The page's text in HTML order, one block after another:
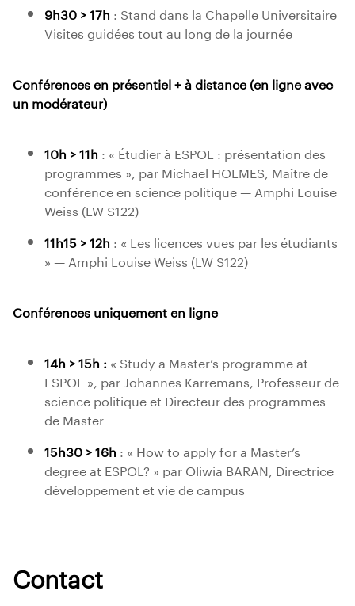
9h30 > 17h : Stand dans la Chapelle Universitaire
Visites guidées tout au long de la journée
Conférences en présentiel + à distance (en ligne avec
un modérateur)
10h > 11h : « Étudier à ESPOL : présentation des
programmes », par Michael HOLMES, Maître de
conférence en science politique — Amphi Louise
Weiss (LW S122)
11h15 > 12h : « Les licences vues par les étudiants
» — Amphi Louise Weiss (LW S122)
Conférences uniquement en ligne
14h > 15h : « Study a Master’s programme at
ESPOL », par Johannes Karremans, Professeur de
science politique et Directeur des programmes
de Master
15h30 > 16h : « How to apply for a Master’s
degree at ESPOL? » par Oliwia BARAN, Directrice
développement et vie de campus
Contact